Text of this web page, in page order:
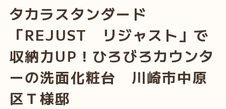
タカラスタンダード
「REJUST リジャスト」で
収納力UP！ひろびろカウンタ
ーの洗面化粧台 川崎市中原
区Ｔ様邸